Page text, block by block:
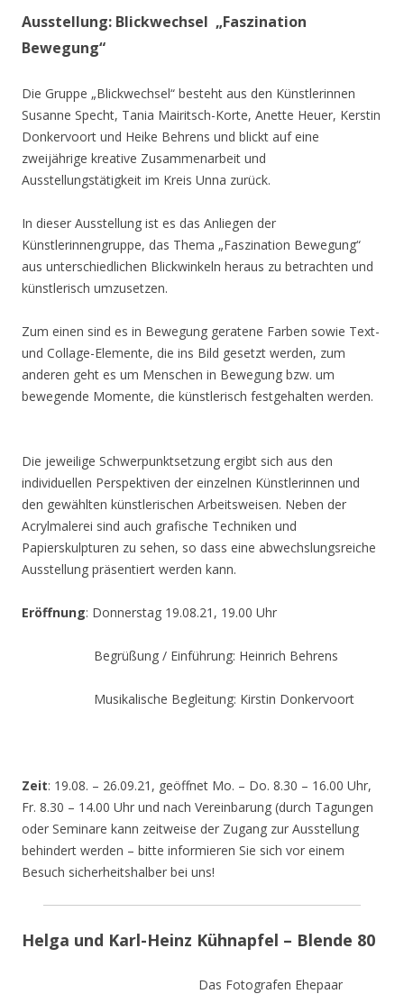
Ausstellung: Blickwechsel „Faszination
Bewegung“
Die Gruppe „Blickwechsel“ besteht aus den Künstlerinnen
Susanne Specht, Tania Mairitsch-Korte, Anette Heuer, Kerstin
Donkervoort und Heike Behrens und blickt auf eine
zweijährige kreative Zusammenarbeit und
Ausstellungstätigkeit im Kreis Unna zurück.
In dieser Ausstellung ist es das Anliegen der
Künstlerinnengruppe, das Thema „Faszination Bewegung“
aus unterschiedlichen Blickwinkeln heraus zu betrachten und
künstlerisch umzusetzen.
Zum einen sind es in Bewegung geratene Farben sowie Text-
und Collage-Elemente, die ins Bild gesetzt werden, zum
anderen geht es um Menschen in Bewegung bzw. um
bewegende Momente, die künstlerisch festgehalten werden.
Die jeweilige Schwerpunktsetzung ergibt sich aus den
individuellen Perspektiven der einzelnen Künstlerinnen und
den gewählten künstlerischen Arbeitsweisen. Neben der
Acrylmalerei sind auch grafische Techniken und
Papierskulpturen zu sehen, so dass eine abwechslungsreiche
Ausstellung präsentiert werden kann.
Eröffnung: Donnerstag 19.08.21, 19.00 Uhr
Begrüßung / Einführung: Heinrich Behrens
Musikalische Begleitung: Kirstin Donkervoort
Zeit: 19.08. – 26.09.21, geöffnet Mo. – Do. 8.30 – 16.00 Uhr,
Fr. 8.30 – 14.00 Uhr und nach Vereinbarung (durch Tagungen
oder Seminare kann zeitweise der Zugang zur Ausstellung
behindert werden – bitte informieren Sie sich vor einem
Besuch sicherheitshalber bei uns!
Helga und Karl-Heinz Kühnapfel – Blende 80
Das Fotografen Ehepaar